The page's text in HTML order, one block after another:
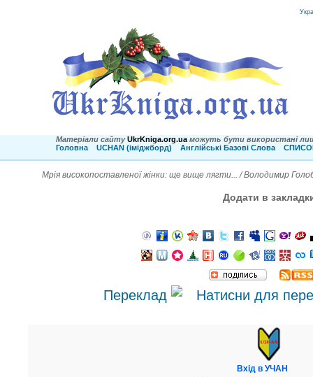
Матеріали сайту UkrKniga.org.ua можуть бути використані
Головна
UCHAN (іміджборд) Англійські Базові Слова
Мрія високопоставленої жінки: ще вище лягти... / Володимир
Додати в
Переклад
Вхід в УЧАН